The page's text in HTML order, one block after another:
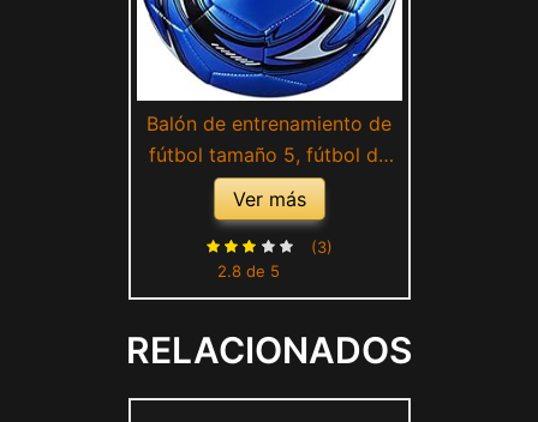
Balón de entrenamiento de
fútbol tamaño 5, fútbol de
entrenamiento oficial, pelota
de partido profesional,
pelota de fútbol para
adultos y niños pequeños
interiores y
Ver más
2.8 de 5
(3)
RELACIONADOS